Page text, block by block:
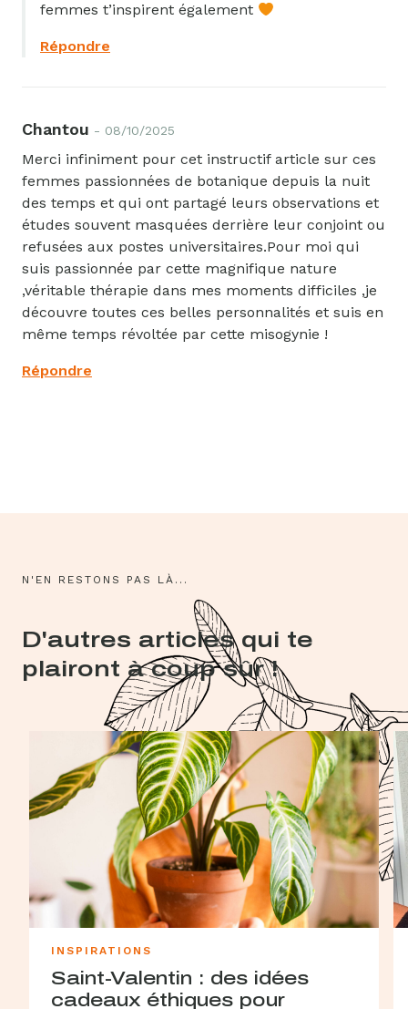
Enregistrer mon nom et mon e-mail dans le
navigateur pour mon prochain commentaire.
femmes t’inspirent également
Répondre
Chantou - 08/10/2025
Merci infiniment pour cet instructif article sur ces
femmes passionnées de botanique depuis la nuit
des temps et qui ont partagé leurs observations et
études souvent masquées derrière leur conjoint ou
refusées aux postes universitaires.Pour moi qui
suis passionnée par cette magnifique nature
,véritable thérapie dans mes moments difficiles ,je
découvre toutes ces belles personnalités et suis en
même temps révoltée par cette misogynie !
Répondre
N'EN RESTONS PAS LÀ...
D'autres articles qui te
plairont à coup sûr !
INSPIRATIONS
Saint-Valentin : des idées
cadeaux éthiques pour